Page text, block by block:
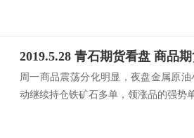
2019.5.28 青石期货看盘 商品
周一商品震荡分化明显，夜盘金属原
动继续持仓铁矿石多单，领涨品的强势